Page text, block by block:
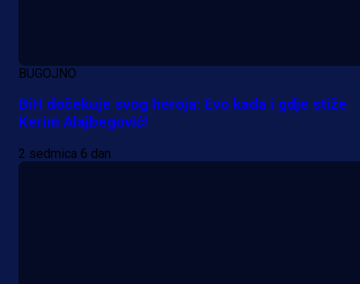
BUGOJNO
BiH dočekuje svog heroja: Evo kada i gdje stiže
Kerim Alajbegović!
2 sedmica 6 dan